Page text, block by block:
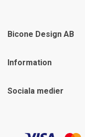
Bicone Design AB
Information
Sociala medier